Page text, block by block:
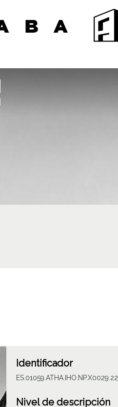
Identificador
ES.01059.ATHA.IHO.NP.X0029.22
Nivel de descripción